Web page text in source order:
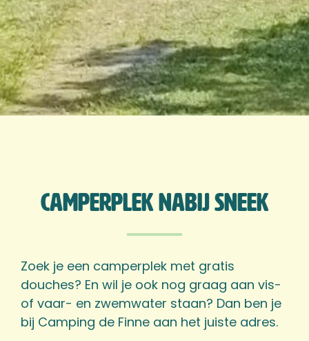
Camperplek nabij Sneek
Zoek je een camperplek met gratis
douches? En wil je ook nog graag aan vis-
of vaar- en zwemwater staan? Dan ben je
bij Camping de Finne aan het juiste adres.